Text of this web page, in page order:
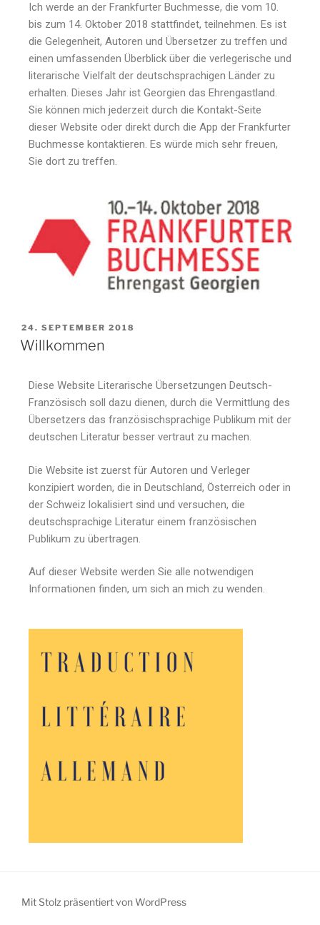
Ich werde an der Frankfurter Buchmesse, die vom 10.
bis zum 14. Oktober 2018 stattfindet, teilnehmen. Es ist
die Gelegenheit, Autoren und Übersetzer zu treffen und
einen umfassenden Überblick über die verlegerische und
literarische Vielfalt der deutschsprachigen Länder zu
erhalten. Dieses Jahr ist Georgien das Ehrengastland.
Sie können mich jederzeit durch die Kontakt-Seite
dieser Website oder direkt durch die App der Frankfurter
Buchmesse kontaktieren. Es würde mich sehr freuen,
Sie dort zu treffen.
24. SEPTEMBER 2018
Willkommen
Diese Website Literarische Übersetzungen Deutsch-
Französisch soll dazu dienen, durch die Vermittlung des
Übersetzers das französischsprachige Publikum mit der
deutschen Literatur besser vertraut zu machen.
Die Website ist zuerst für Autoren und Verleger
konzipiert worden, die in Deutschland, Österreich oder in
der Schweiz lokalisiert sind und versuchen, die
deutschsprachige Literatur einem französischen
Publikum zu übertragen.
Auf dieser Website werden Sie alle notwendigen
Informationen finden, um sich an mich zu wenden.
Mit Stolz präsentiert von WordPress